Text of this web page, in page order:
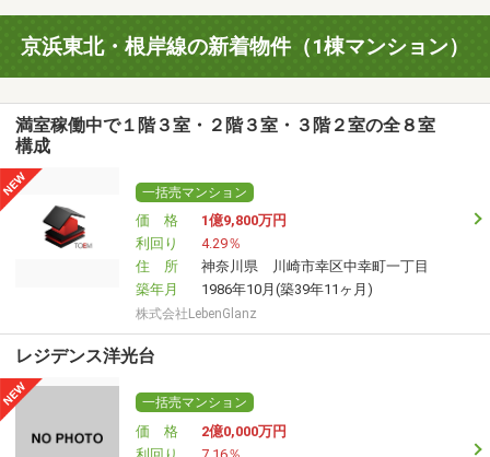
京浜東北・根岸線の新着物件（1棟マンション）
満室稼働中で１階３室・２階３室・３階２室の全８室
構成
一括売マンション
価 格 1億9,800万円
利回り
4.29％
住 所
神奈川県 川崎市幸区中幸町一丁目
築年月
1986年10月(築39年11ヶ月)
株式会社LebenGlanz
レジデンス洋光台
一括売マンション
価 格 2億0,000万円